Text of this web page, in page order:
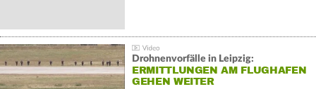
Drohnenvorfälle in Leipzig:
ERMITTLUNGEN AM FLUGHAFEN
GEHEN WEITER